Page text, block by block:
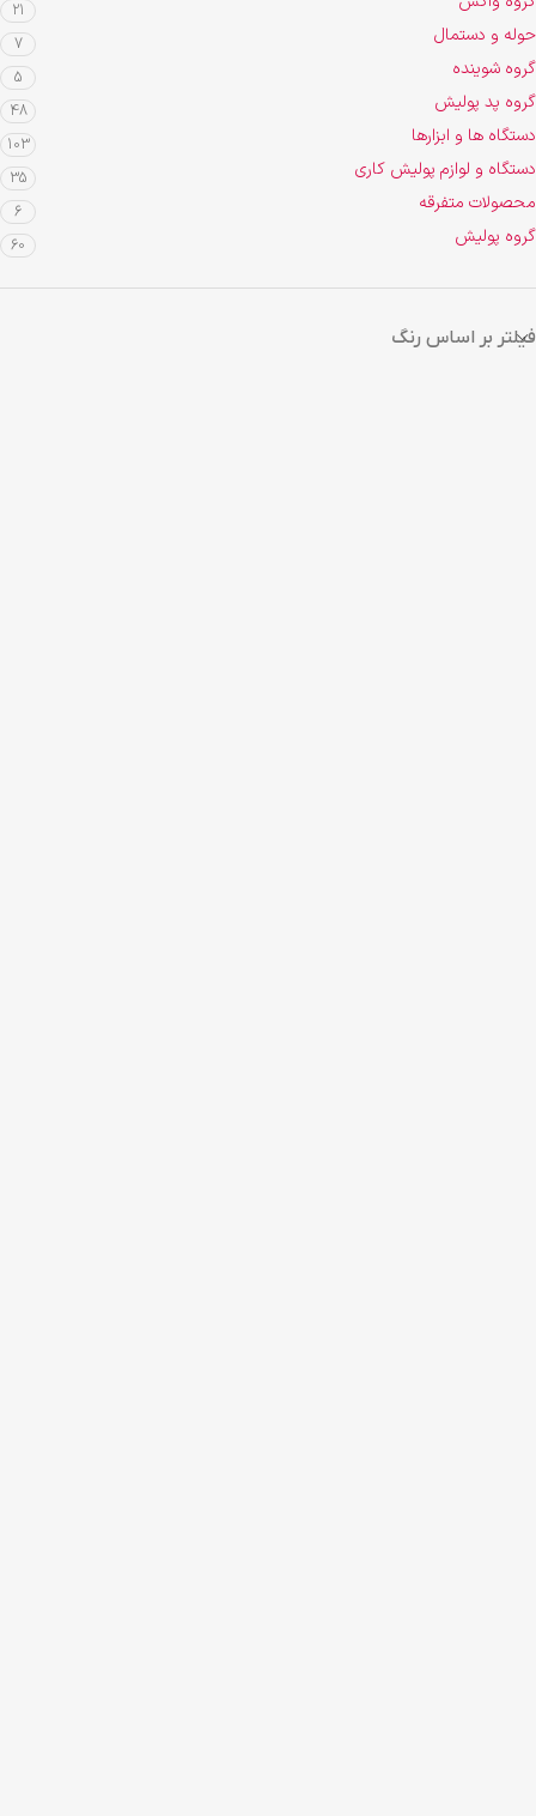
21
حوله و دستمال 7
گروه شوینده 5
گروه پد پولیش 48
دستگاه ها و ابزارها 103
دستگاه و لوازم پولیش کاری 35
محصولات متفرقه 6
گروه پولیش 60
فیلتر بر اساس رنگ